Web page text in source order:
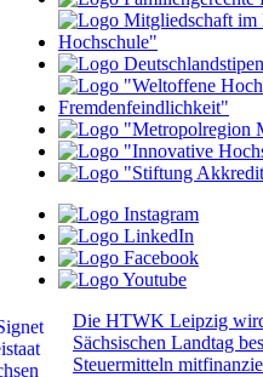
Die HTWK Leipzig
Sächsischen Landtag
Steuermitteln